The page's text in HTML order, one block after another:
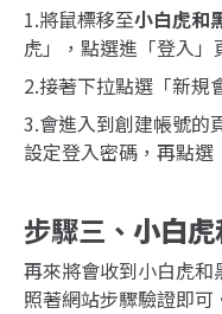
1.將鼠標移至小白虎和
虎」，點選進「登入」
2.接著下拉點選「新規
3.會進入到創建帳號的
設定登入密碼，再點選
步驟三、 小白
再來將會收到小白虎
照著網站步驟驗證即可